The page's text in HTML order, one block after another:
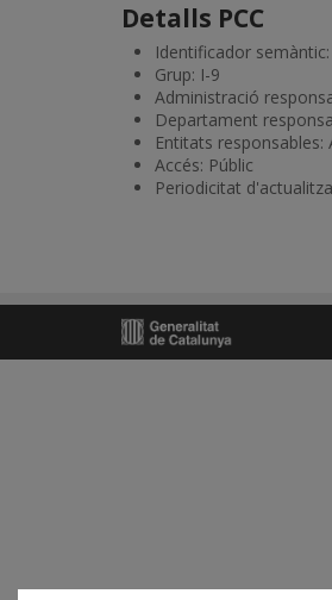
Detalls PCC
Identificador
Grup: I-9
Administració
Departament
Entitats responsables:
Accés: Públic
Periodicitat